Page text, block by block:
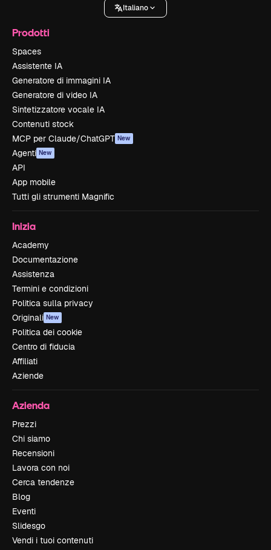
Italiano
Prodotti
Spaces
Assistente IA
Generatore di immagini IA
Generatore di video IA
Sintetizzatore vocale IA
Contenuti stock
MCP per Claude/ChatGPT New
Agenti New
API
App mobile
Tutti gli strumenti Magnific
Inizia
Academy
Documentazione
Assistenza
Termini e condizioni
Politica sulla privacy
Originali New
Politica dei cookie
Centro di fiducia
Affiliati
Aziende
Azienda
Prezzi
Chi siamo
Recensioni
Lavora con noi
Cerca tendenze
Blog
Eventi
Slidesgo
Vendi i tuoi contenuti